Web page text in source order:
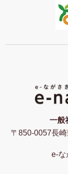
一般
〒850-0057長
e-な